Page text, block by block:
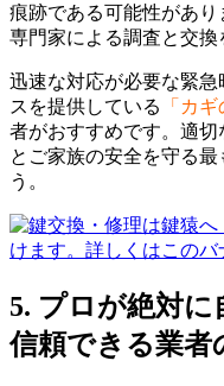
痕跡である可能性があり
専門家による調査と交換
迅速な対応が必要な緊
スを提供している
「カ
者がおすすめです。適
とご家族の安全を守る
う。
5. プロが絶対に
信頼できる業者